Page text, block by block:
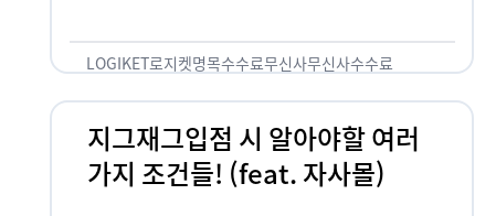
LOGIKET로지켓명목수수료무신사무신사수수료
지그재그입점 시 알아야할 여러
가지 조건들! (feat. 자사몰)